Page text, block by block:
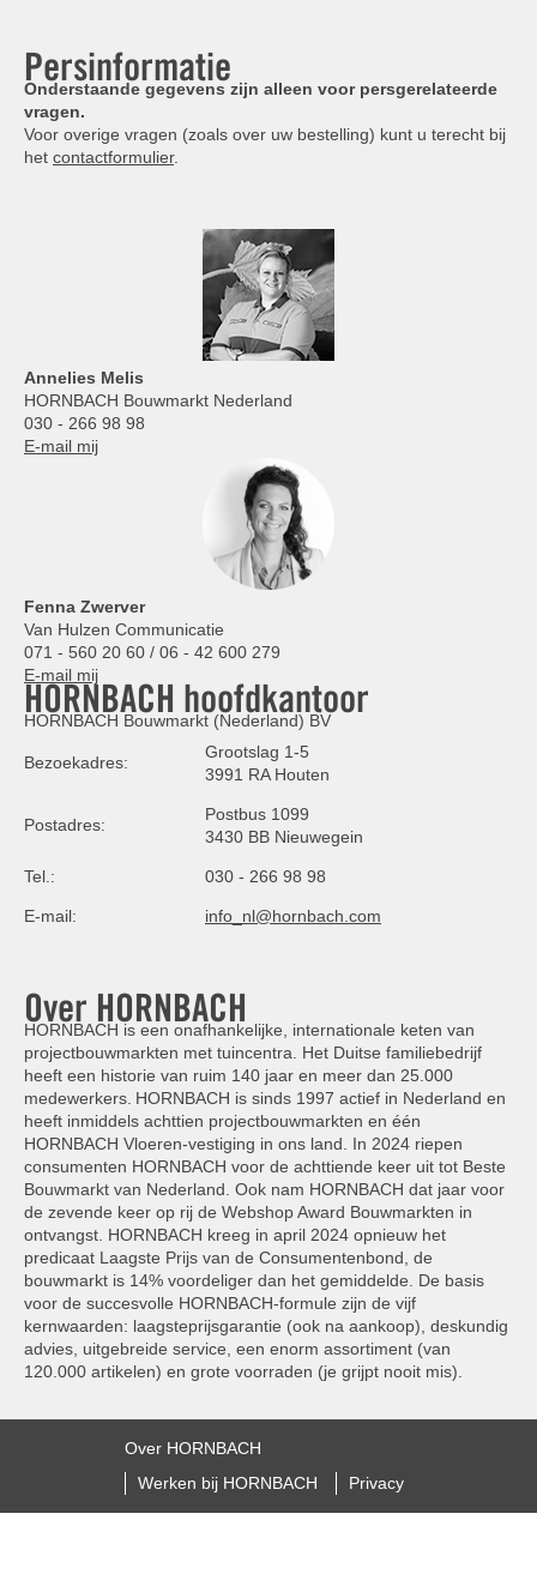
Persinformatie
Onderstaande gegevens zijn alleen voor persgerelateerde
vragen.
Voor overige vragen (zoals over uw bestelling) kunt u terecht bij
het contactformulier.
Annelies Melis
HORNBACH Bouwmarkt Nederland
030 - 266 98 98
E-mail mij
Fenna Zwerver
Van Hulzen Communicatie
071 - 560 20 60 / 06 - 42 600 279
E-mail mij
HORNBACH hoofdkantoor
HORNBACH Bouwmarkt (Nederland) BV
Bezoekadres:
Grootslag 1-5
3991 RA Houten
Postadres:
Postbus 1099
3430 BB Nieuwegein
Tel.: 030 - 266 98 98
E-mail: info_nl@hornbach.com
Over HORNBACH
HORNBACH is een onafhankelijke, internationale keten van
projectbouwmarkten met tuincentra. Het Duitse familiebedrijf
heeft een historie van ruim 140 jaar en meer dan 25.000
medewerkers. HORNBACH is sinds 1997 actief in Nederland en
heeft inmiddels achttien projectbouwmarkten en één
HORNBACH Vloeren-vestiging in ons land. In 2024 riepen
consumenten HORNBACH voor de achttiende keer uit tot Beste
Bouwmarkt van Nederland. Ook nam HORNBACH dat jaar voor
de zevende keer op rij de Webshop Award Bouwmarkten in
ontvangst. HORNBACH kreeg in april 2024 opnieuw het
predicaat Laagste Prijs van de Consumentenbond, de
bouwmarkt is 14% voordeliger dan het gemiddelde. De basis
voor de succesvolle HORNBACH-formule zijn de vijf
kernwaarden: laagsteprijsgarantie (ook na aankoop), deskundig
advies, uitgebreide service, een enorm assortiment (van
120.000 artikelen) en grote voorraden (je grijpt nooit mis).
Over HORNBACH
Werken bij HORNBACH
Privacy